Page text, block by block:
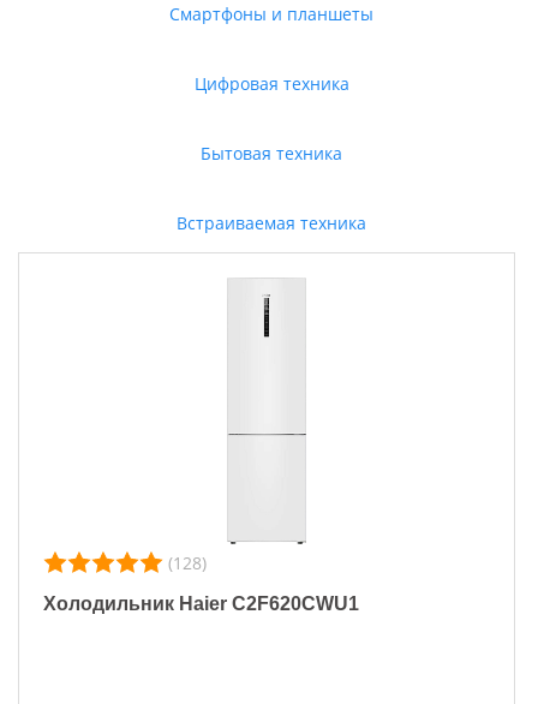
Смартфоны и планшеты
Цифровая техника
Бытовая техника
Встраиваемая техника
(128)
Холодильник Haier C2F620CWU1